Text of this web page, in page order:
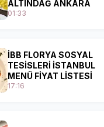
ALTINDAĞ ANKARA
01:33
İBB FLORYA SOSYAL
TESİSLERİ İSTANBUL
MENÜ FİYAT LİSTESİ
17:16